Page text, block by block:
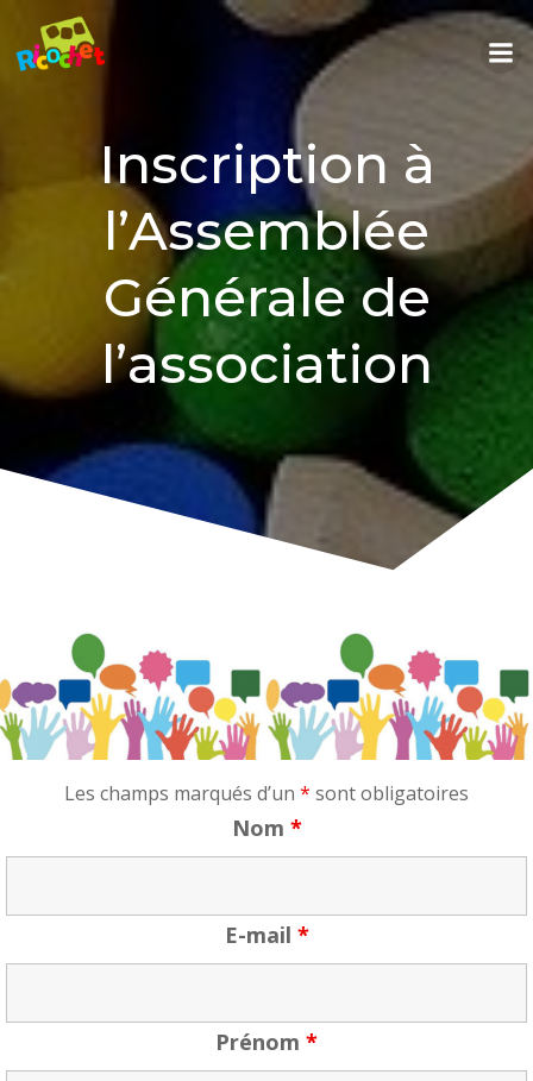
Aller
au
contenu
Inscription à
l’Assemblée
Générale de
l’association
Les champs marqués d’un * sont obligatoires
Nom *
E-mail *
Prénom *